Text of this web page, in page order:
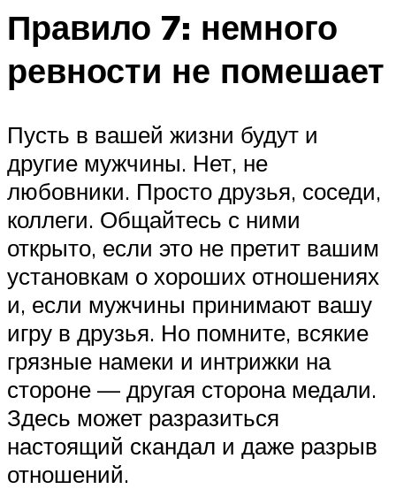
Правило 7: немного
ревности не помешает
Пусть в вашей жизни будут и
другие мужчины. Нет, не
любовники. Просто друзья, соседи,
коллеги. Общайтесь с ними
открыто, если это не претит вашим
установкам о хороших отношениях
и, если мужчины принимают вашу
игру в друзья. Но помните, всякие
грязные намеки и интрижки на
стороне — другая сторона медали.
Здесь может разразиться
настоящий скандал и даже разрыв
отношений.